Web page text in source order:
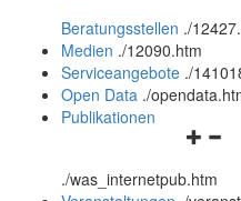
und
schließen
Beratungsstellen ./
Medien ./12090.htm
Serviceangebote ./
Open Data ./
und
Publikationen
./was_internetpub.htm